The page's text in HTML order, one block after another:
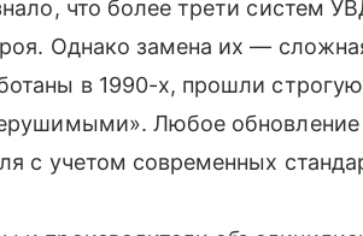
что более трети систем
Однако замена их —
в 1990-х, прошли
Любое обновление
с учетом современных